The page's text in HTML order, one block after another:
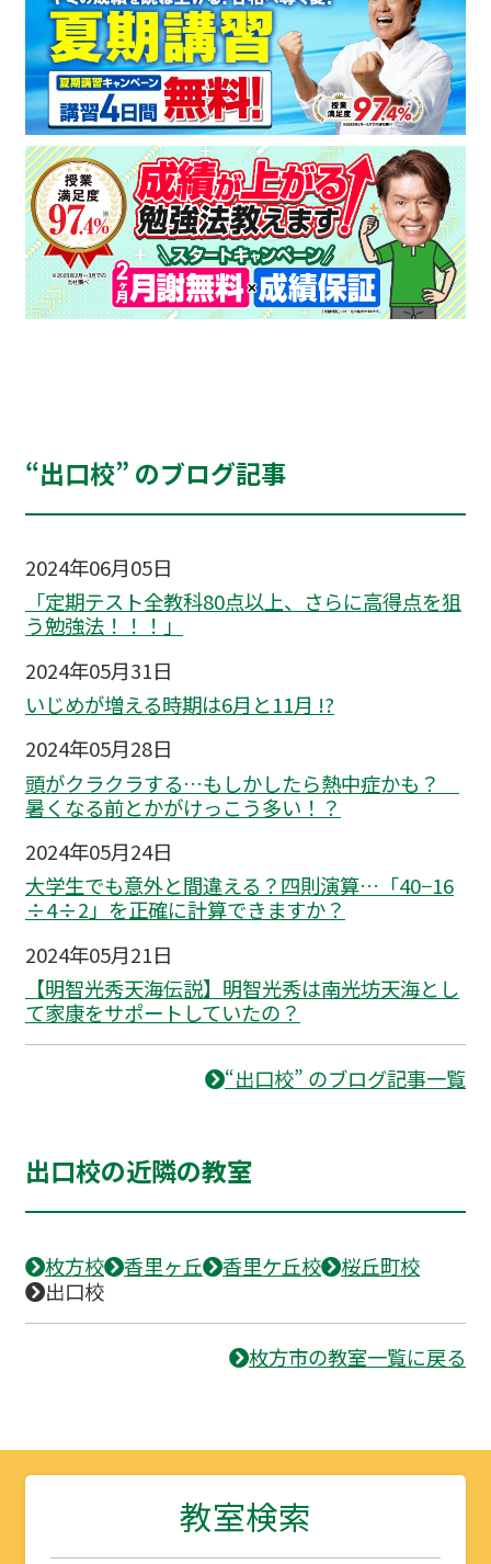
“出口校” のブログ記事
2024年06月05日
「定期テスト全教科80点以上、さらに高得点を狙
う勉強法！！！」
2024年05月31日
いじめが増える時期は6月と11月 !?
2024年05月28日
頭がクラクラする…もしかしたら熱中症かも？
暑くなる前とかがけっこう多い！？
2024年05月24日
大学生でも意外と間違える？四則演算…「40−16
÷4÷2」を正確に計算できますか？
2024年05月21日
【明智光秀天海伝説】明智光秀は南光坊天海とし
て家康をサポートしていたの？
“出口校” のブログ記事一覧
出口校の近隣の教室
枚方校 香里ヶ丘 香里ケ丘校
桜丘町校
出口校
枚方市の教室一覧に戻る
教室検索